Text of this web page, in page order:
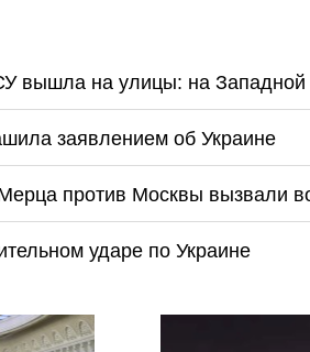
вышла на улицы: на Западной
заявлением об Украине
против Москвы вызвали
ударе по Украине